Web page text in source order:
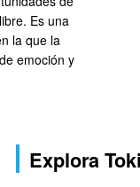
Es una
la que la
emoción y
Explora